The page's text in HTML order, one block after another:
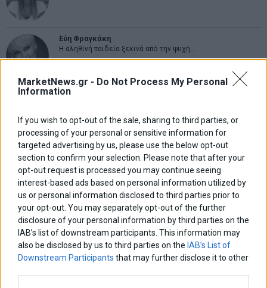
MarketNews.gr - Do Not Process My Personal
Information
If you wish to opt-out of the sale, sharing to third parties, or
processing of your personal or sensitive information for
targeted advertising by us, please use the below opt-out
section to confirm your selection. Please note that after your
opt-out request is processed you may continue seeing
interest-based ads based on personal information utilized by
us or personal information disclosed to third parties prior to
your opt-out. You may separately opt-out of the further
disclosure of your personal information by third parties on the
IAB’s list of downstream participants. This information may
also be disclosed by us to third parties on the IAB’s List of
Downstream Participants that may further disclose it to other
Εύη Φραγκάκη
Η αληθινή παιδεία ξεκινά από την ψυχή…
Σταματίνα Σταματάκου
Δημήτρης Καμπουράκης
Από την αποθέωση στην καταγγελία: Η Ελλάδα πάντα
ψάχνει τον επόμενο Μεσσία
Νικόλαος Φουρτζής
MIT Sloan: Οι AI-driven επιχειρήσεις διαμορφώνουν το νέο
μοντέλο επιχειρηματικότητας
Θανάσης Κρητικός